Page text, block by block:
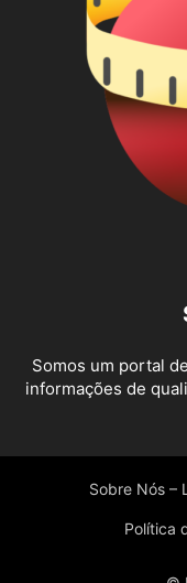
Somos um portal
informações de
Sobre Nós –
Política